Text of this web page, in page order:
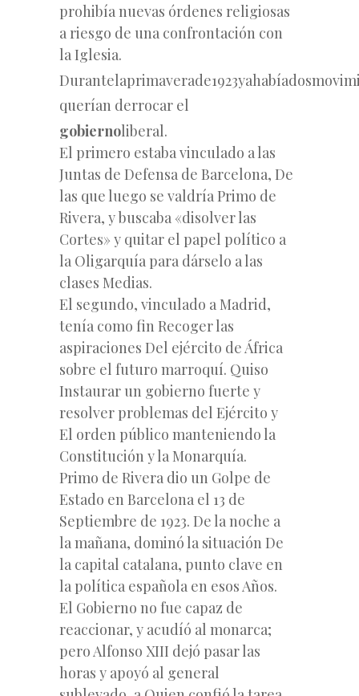
prohibía nuevas órdenes religiosas
a riesgo de una confrontación con
la Iglesia.
Durantelaprimaverade1923yahabíados
querían derrocar el
gobiernoliberal.
El primero estaba vinculado a las
Juntas de Defensa de Barcelona, De
las que luego se valdría Primo de
Rivera, y buscaba «disolver las
Cortes» y quitar el papel político a
la Oligarquía para dárselo a las
clases Medias.
El segundo, vinculado a Madrid,
tenía como fin Recoger las
aspiraciones Del ejército de África
sobre el futuro marroquí. Quiso
Instaurar un gobierno fuerte y
resolver problemas del Ejército y
El orden público manteniendo la
Constitución y la Monarquía.
Primo de Rivera dio un Golpe de
Estado en Barcelona el 13 de
Septiembre de 1923. De la noche a
la mañana, dominó la situación De
la capital catalana, punto clave en
la política española en esos Años.
El Gobierno no fue capaz de
reaccionar, y acudíó al monarca;
pero Alfonso XIII dejó pasar las
horas y apoyó al general